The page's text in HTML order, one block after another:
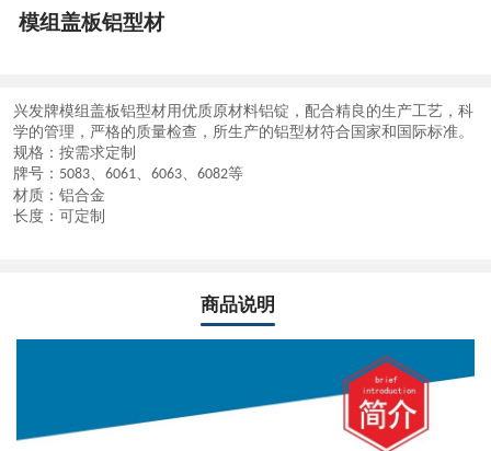
模组盖板铝型材
兴发牌模组盖板铝型材用优质原材料铝锭，配合精良的生产工艺，科
学的管理，严格的质量检查，所生产的铝型材符合国家和国际标准。
规格：按需求定制
牌号： 5083、 6061、 6063、 6082等
材质：铝合金
长度：可定制
商品说明